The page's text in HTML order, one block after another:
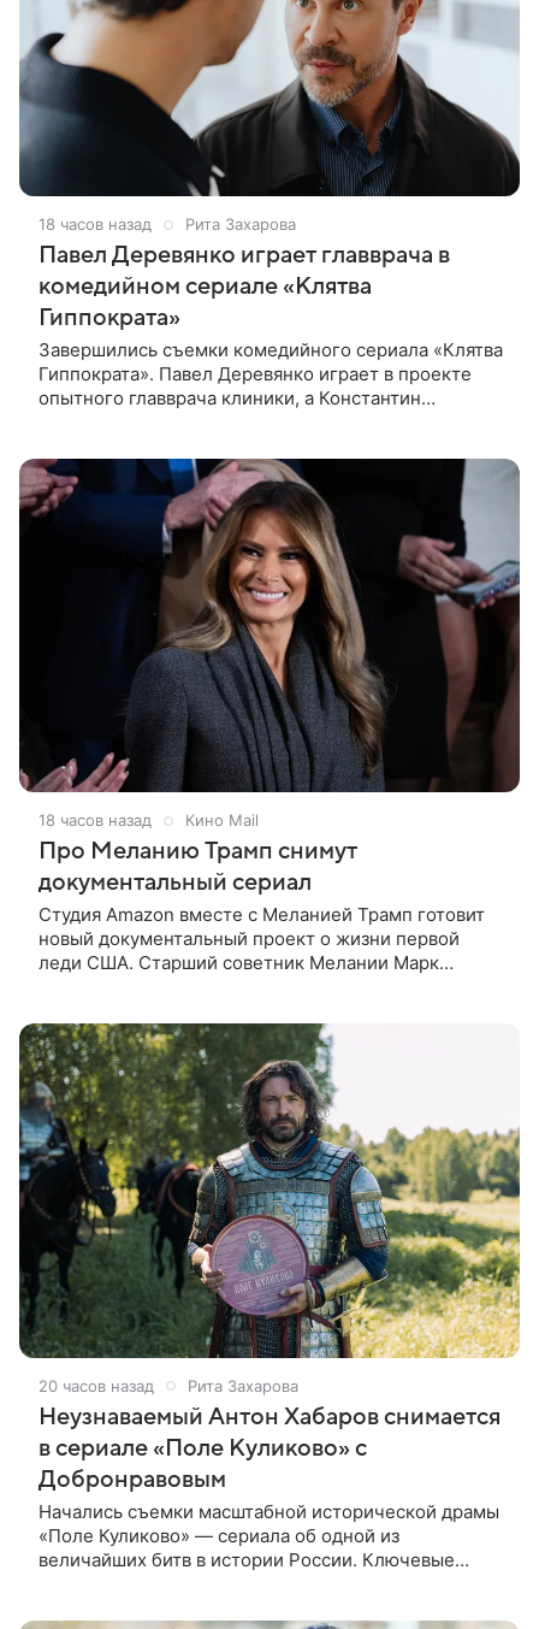
18 часов назад Рита Захарова
Павел Деревянко играет главврача в
комедийном сериале «Клятва
Гиппократа»
Завершились съемки комедийного сериала «Клятва
Гиппократа». Павел Деревянко играет в проекте
опытного главврача клиники, а Константин
18 часов назад Кино Mail
Про Меланию Трамп снимут
документальный сериал
Студия Amazon вместе с Меланией Трамп готовит
новый документальный проект о жизни первой
леди США. Старший советник Мелании Марк
20 часов назад Рита Захарова
Неузнаваемый Антон Хабаров снимается
в сериале «Поле Куликово» с
Добронравовым
Начались съемки масштабной исторической драмы
«Поле Куликово» — сериала об одной из
величайших битв в истории России. Ключевые